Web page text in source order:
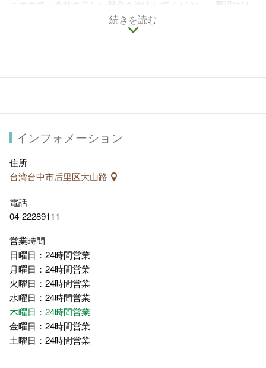
ますので、森林の美しい景色を満喫してください。周辺には
歴史ある后里馬場、麗宝楽園リゾートエリア、中社観光花
市、泰安鉄道文化園区などがあり、后里地域の文化を堪能し
続きを読む
インフォメーション
住所
台湾台中市后里区大山路
電話
04-22289111
営業時間
日曜日：24時間営業
月曜日：24時間営業
火曜日：24時間営業
水曜日：24時間営業
木曜日：24時間営業
金曜日：24時間営業
土曜日：24時間営業